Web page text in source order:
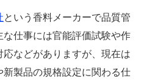
という香料メーカーで品質管
仕事には官能評価試験や作
などがありますが、現在は
製品の規格設定に関わる仕